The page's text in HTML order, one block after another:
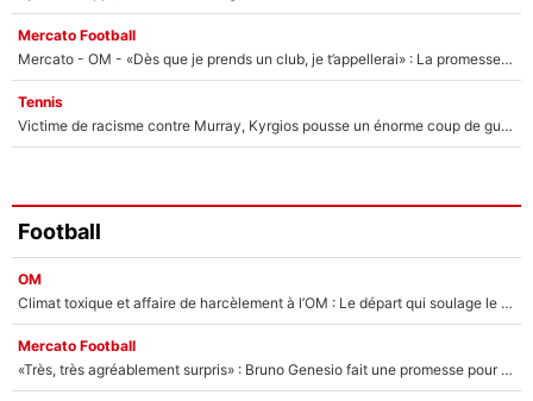
Mercato Football
Mercato - OM - «Dès que je prends un club, je t’appellerai» : La promesse de Marcelino au moment de claquer la porte
Tennis
Victime de racisme contre Murray, Kyrgios pousse un énorme coup de gueule !
Football
OM
Climat toxique et affaire de harcèlement à l’OM : Le départ qui soulage le vestiaire de Bruno Genesio
Mercato Football
«Très, très agréablement surpris» : Bruno Genesio fait une promesse pour la suite du mercato de l’OM et rassure les supporters